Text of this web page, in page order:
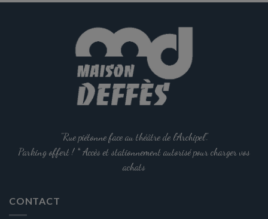
"Rue piétonne face au théâtre de l'Archipel".
Parking offert ! * Accès et stationnement autorisé pour charger vos
achats
CONTACT